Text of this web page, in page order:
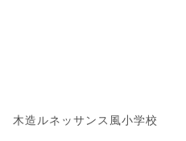
木造ルネッサンス風小学校